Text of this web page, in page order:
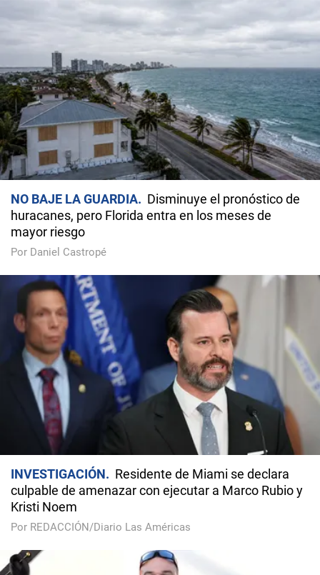
NO BAJE LA GUARDIA
Disminuye el pronóstico de
huracanes, pero Florida entra en los meses de
mayor riesgo
Por Daniel Castropé
INVESTIGACIÓN
Residente de Miami se declara
culpable de amenazar con ejecutar a Marco Rubio y
Kristi Noem
Por REDACCIÓN/Diario Las Américas